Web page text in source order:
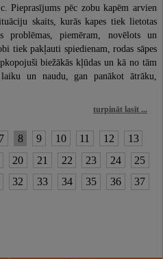
Pieprasījums pēc zobu kapēm arvien
skaits, kurās kapes tiek lietotas
piemēram, novēlots un
tiek pakļauti spiedienam, rodas sāpes
biežākās kļūdas un kā no tām
un naudu, gan panākot ātrāku,
turpināt lasīt ...
7 8 9 10 11 12
13
20 21 22 23 24
25
32 33 34 35 36
37